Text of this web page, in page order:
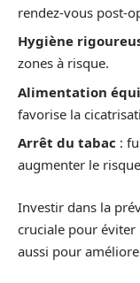
rendez-vous post-
Hygiène
zones à risque.
Alimentation
favorise la
Arrêt du tabac :
augmenter le
Investir dans la
cruciale pour
aussi pour